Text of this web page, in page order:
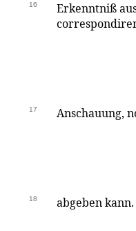
16
Erkenntniß
17 Anschauung,
18 abgeben